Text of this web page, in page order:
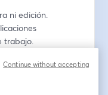
ni edición.
trabajo.
Continue without accepting